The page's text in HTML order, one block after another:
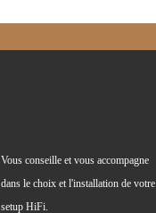
Vous conseille et vous accompagne
dans le choix et l'installation de votre
setup HiFi.